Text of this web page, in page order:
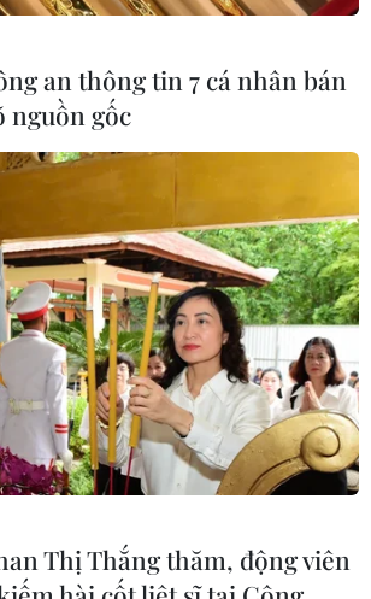
an thông tin 7 cá nhân bán
nguồn gốc
Thị Thắng thăm, động viên